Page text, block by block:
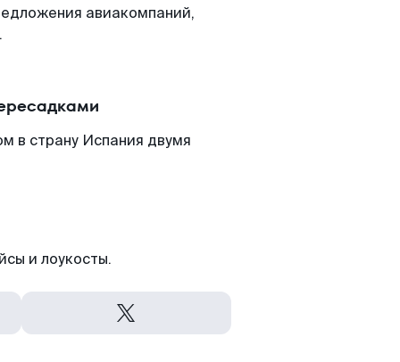
авиакомпаний,
в страну Испания двумя
и лоукосты.